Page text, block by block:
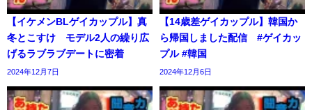
【イケメンBLゲイカップル】真
冬とこすけ モデル2人の繰り広
げるラブラブデートに密着
2024年12月7日
【14歳差ゲイカップル】韓国か
ら帰国しました配信 #ゲイカッ
プル #韓国
2024年12月6日